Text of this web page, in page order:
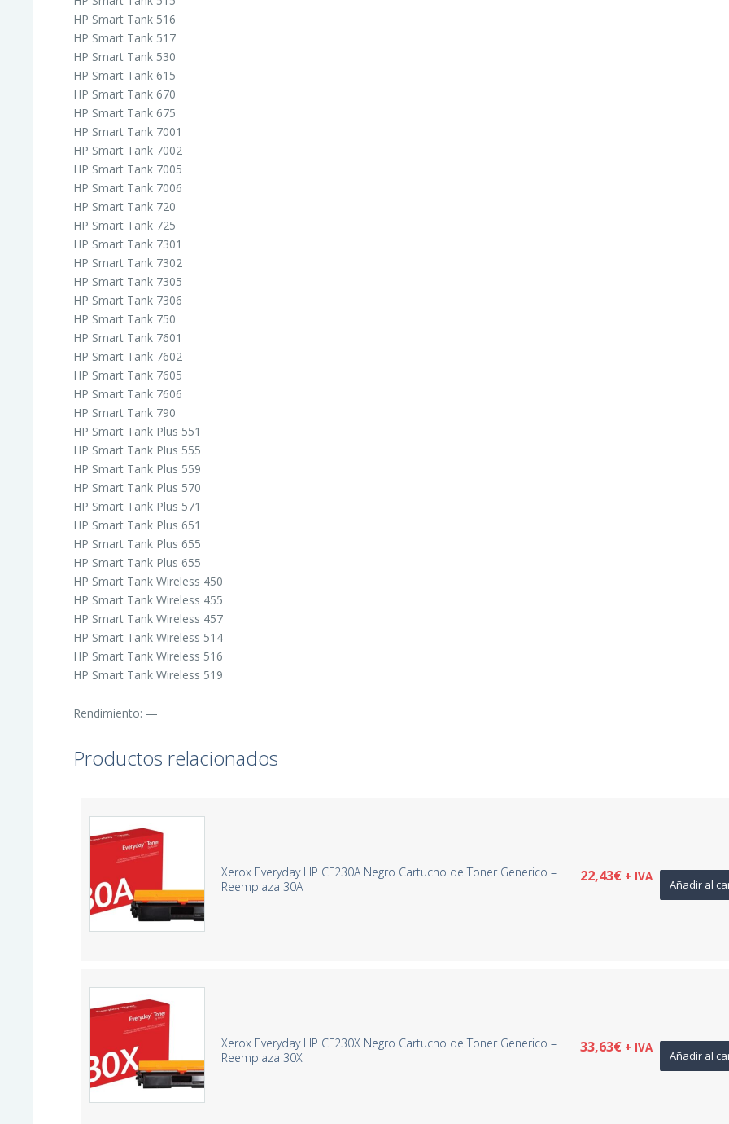
HP Smart Tank 516
HP Smart Tank 517
HP Smart Tank 530
HP Smart Tank 615
HP Smart Tank 670
HP Smart Tank 675
HP Smart Tank 7001
HP Smart Tank 7002
HP Smart Tank 7005
HP Smart Tank 7006
HP Smart Tank 720
HP Smart Tank 725
HP Smart Tank 7301
HP Smart Tank 7302
HP Smart Tank 7305
HP Smart Tank 7306
HP Smart Tank 750
HP Smart Tank 7601
HP Smart Tank 7602
HP Smart Tank 7605
HP Smart Tank 7606
HP Smart Tank 790
HP Smart Tank Plus 551
HP Smart Tank Plus 555
HP Smart Tank Plus 559
HP Smart Tank Plus 570
HP Smart Tank Plus 571
HP Smart Tank Plus 651
HP Smart Tank Plus 655
HP Smart Tank Plus 655
HP Smart Tank Wireless 450
HP Smart Tank Wireless 455
HP Smart Tank Wireless 457
HP Smart Tank Wireless 514
HP Smart Tank Wireless 516
HP Smart Tank Wireless 519
Rendimiento: —
Productos relacionados
Xerox Everyday HP CF230A Negro Cartucho de Toner Generico –
Reemplaza 30A
22,43€ + IVA
Añadir al
Xerox Everyday HP CF230X Negro Cartucho de Toner Generico –
Reemplaza 30X
33,63€ + IVA
Añadir al